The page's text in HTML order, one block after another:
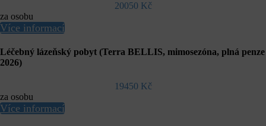
20050 Kč
za osobu
Více informací
Léčebný lázeňský pobyt (Terra BELLIS, mimosezóna, plná penze
2026)
19450 Kč
za osobu
Více informací